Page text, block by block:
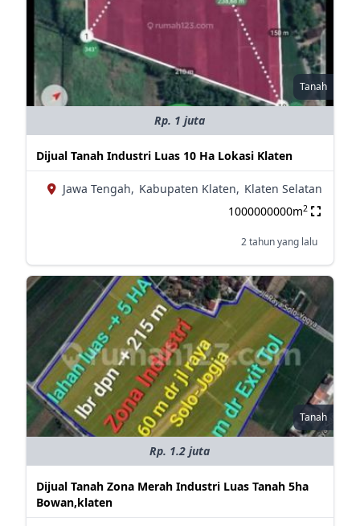
Tanah
Rp. 1 juta
Dijual Tanah Industri Luas 10 Ha Lokasi Klaten
Jawa Tengah, Kabupaten Klaten, Klaten Selatan
1000000000m2
2 tahun yang lalu
Tanah
Rp. 1.2 juta
Dijual Tanah Zona Merah Industri Luas Tanah 5ha
Bowan,klaten